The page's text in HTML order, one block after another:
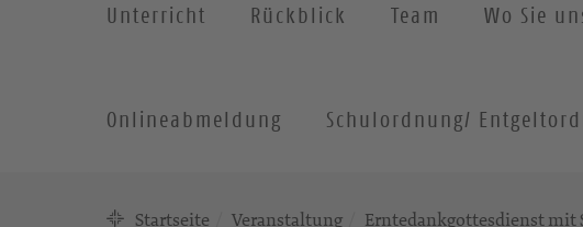
Unterricht Rückblick Team Wo Sie
Onlineabmeldung Schulordnung/
Startseite Veranstaltung Erntedankgottesdienst mit